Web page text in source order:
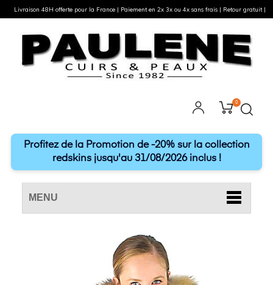
0
Profitez de la Promotion de -20% sur la collection
redskins jusqu'au 31/08/2026 inclus !
MENU
Livraison 48H offerte pour la France | Paiement en 2x 3x ou 4x sans frais | Retour gratuit |